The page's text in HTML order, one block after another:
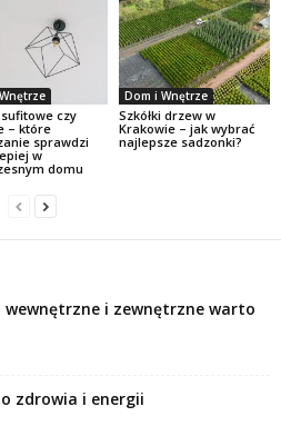
czy
– które
sprawdzi
w
domu
Dom i Wnętrze
Szkółki drzew w
Krakowie – jak wybrać
najlepsze sadzonki?
wewnętrzne i zewnętrzne warto
zdrowia i energii